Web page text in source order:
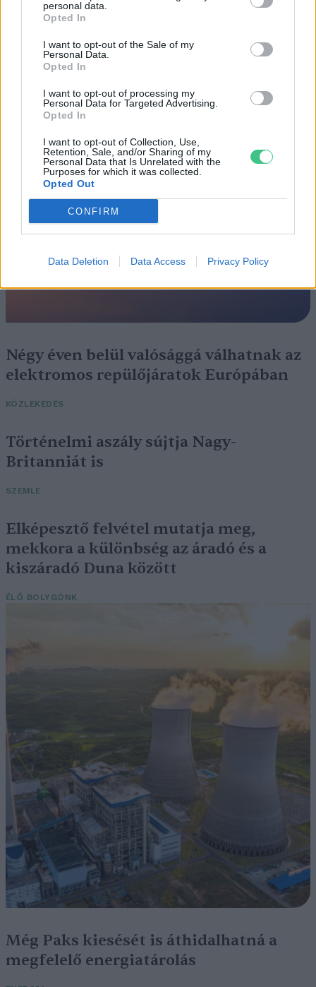
personal data.
Opted In
I want to opt-out of the Sale of my
Personal Data.
Opted In
I want to opt-out of processing my
Personal Data for Targeted Advertising.
Opted In
I want to opt-out of Collection, Use,
Retention, Sale, and/or Sharing of my
Personal Data that Is Unrelated with the
Purposes for which it was collected.
Opted Out
CONFIRM
Data Deletion Data Access Privacy Policy
hétvégén a közönséget a 160 éves
ÉLŐ BOLYGÓNK
Szedd magad őszibarack: itt vannak
a legjobb lelőhelyek!
SZEMLE
Négy éven belül valósággá válhatnak az
elektromos repülőjáratok Európában
KÖZLEKEDÉS
Történelmi aszály sújtja Nagy-
Britanniát is
SZEMLE
Elképesztő felvétel mutatja meg,
mekkora a különbség az áradó és a
kiszáradó Duna között
ÉLŐ BOLYGÓNK
Még Paks kiesését is áthidalhatná a
megfelelő energiatárolás